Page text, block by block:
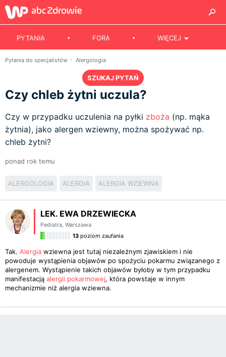
PYTANIA FORA WIĘCEJ
Pytania do specjalistów Alergologia
SZUKAJ PYTAŃ
Czy chleb żytni uczula?
Czy w przypadku uczulenia na pyłki zboża (np. mąka
żytnia), jako alergen wziewny, można spożywać np.
chleb żytni?
ponad rok temu
ALERGOLOGIA ALERGIA ALERGIA WZIEWNA
LEK. EWA DRZEWIECKA
Pediatra, Warszawa
13 poziom zaufania
Tak. Alergia wziewna jest tutaj niezależnym zjawiskiem i nie
powoduje wystąpienia objawów po spożyciu pokarmu związanego z
alergenem. Wystąpienie takich objawów byłoby w tym przypadku
manifestacją alergii pokarmowej, która powstaje w innym
mechanizmie niż alergia wziewna.